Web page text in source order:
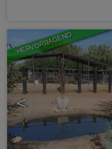
HERVORRAGEND
<